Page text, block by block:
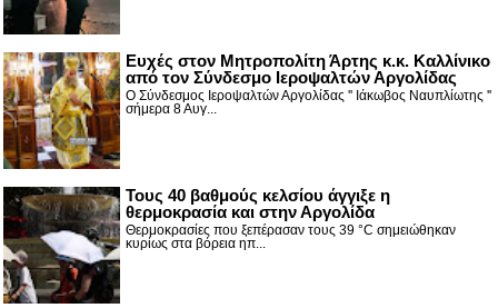
Ευχές στον Μητροπολίτη Άρτης κ.κ. Καλλίνικο
από τον Σύνδεσμο Ιεροψαλτών Αργολίδας
Ο Σύνδεσμος Ιεροψαλτών Αργολίδας '' Ιάκωβος Ναυπλίωτης ''
σήμερα 8 Αυγ...
Τους 40 βαθμούς κελσίου άγγιξε η
θερμοκρασία και στην Αργολίδα
Θερμοκρασίες που ξεπέρασαν τους 39 °C σημειώθηκαν
κυρίως στα βόρεια ηπ...